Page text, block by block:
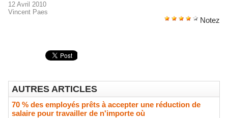
12 Avril 2010
Vincent Paes
Notez
AUTRES ARTICLES
70 % des employés prêts à accepter une réduction de
salaire pour travailler de n'importe où